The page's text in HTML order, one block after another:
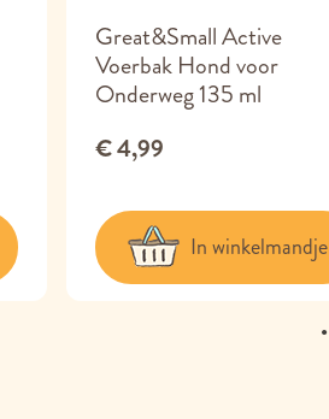
Great&Small Active
Voerbak Hond voor
Onderweg 135 ml
€ 4,99
In winkelmandje